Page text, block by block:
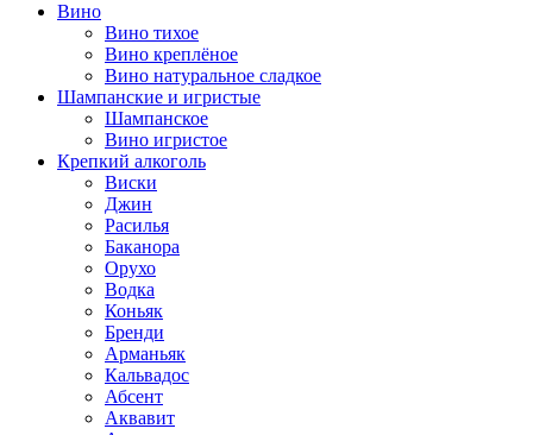
Вино
Вино тихое
Вино креплёное
Вино натуральное сладкое
Шампанские и игристые
Шампанское
Вино игристое
Крепкий алкоголь
Виски
Джин
Расилья
Баканора
Орухо
Водка
Коньяк
Бренди
Арманьяк
Кальвадос
Абсент
Аквавит